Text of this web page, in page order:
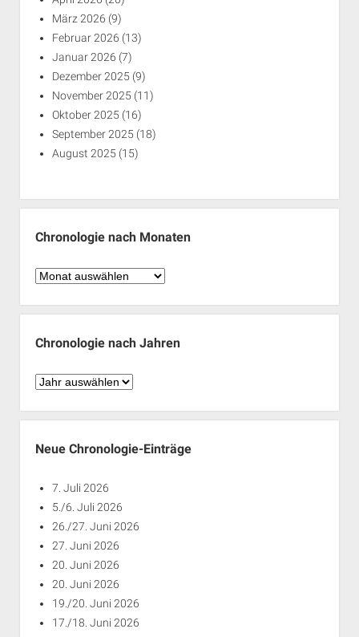
März 2026 (9)
Februar 2026 (13)
Januar 2026 (7)
Dezember 2025 (9)
November 2025 (11)
Oktober 2025 (16)
September 2025 (18)
August 2025 (15)
Chronologie nach Monaten
Chronologie
Monaten
Chronologie nach Jahren
Chronologie
Jahren
Neue Chronologie-Einträge
7. Juli 2026
5./6. Juli 2026
26./27. Juni 2026
27. Juni 2026
20. Juni 2026
20. Juni 2026
19./20. Juni 2026
17./18. Juni 2026